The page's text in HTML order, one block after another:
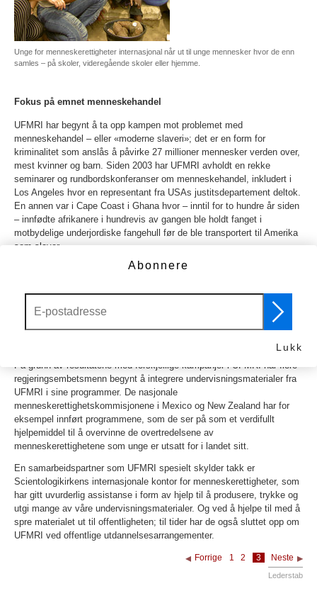
Unge for menneskerettigheter internasjonal når ut til unge mennesker hvor de enn
samles – på skoler, videregående skoler eller hjemme.
Fokus på emnet menneskehandel
UFMRI har begynt å ta opp kampen mot problemet med
menneskehandel – eller «moderne slaveri»; det er en form for
kriminalitet som anslås å påvirke 27 millioner mennesker verden over,
mest kvinner og barn. Siden 2003 har UFMRI avholdt en rekke
seminarer og rundbordskonferanser om menneskehandel, inkludert i
Los Angeles hvor en representant fra USAs justitsdepartement deltok.
En annen var i Cape Coast i Ghana hvor – inntil for to hundre år siden
– innfødte afrikanere i hundrevis av gangen ble holdt fanget i
motbydelige underjordiske fangehull før de ble transportert til Amerika
som slaver.
UFMRI – danner partnerskap i kampen for menneskerettigheter
registrert i USA. UFMRI samarbeider med likesinnede sekulære og
trosbaserte organisasjoner for å ekspandere globalt. Den har derfor
arbeidet med mange organisasjoner gjennom årene (klikk her for å se
På grunn av resultatene med forskjellige kampanjer i UFMRI har flere
regjeringsembetsmenn begynt å integrere undervisningsmaterialer fra
UFMRI i sine programmer. De nasjonale
menneskerettighetskommisjonene i Mexico og New Zealand har for
eksempel innført programmene, som de ser på som et verdifullt
hjelpemiddel til å overvinne de overtredelsene av
menneskerettighetene som unge er utsatt for i landet sitt.
En samarbeidspartner som UFMRI spesielt skylder takk er
Scientologikirkens internasjonale kontor for menneskerettigheter, som
har gitt uvurderlig assistanse i form av hjelp til å produsere, trykke og
utgi mange av våre undervisningsmaterialer. Og ved å hjelpe til med å
spre materialet ut til offentligheten; til tider har de også sluttet opp om
UFMRI ved offentlige utdannelsesarrangementer.
Forrige 1 2 3 Neste
Lederstab
Abonnere
Lukk